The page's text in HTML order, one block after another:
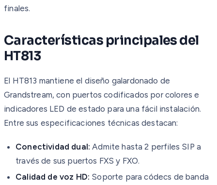
finales.
Características principales del
HT813
El HT813 mantiene el diseño galardonado de
Grandstream, con puertos codificados por colores e
indicadores LED de estado para una fácil instalación.
Entre sus especificaciones técnicas destacan:
Conectividad dual: Admite hasta 2 perfiles SIP a
través de sus puertos FXS y FXO.
Calidad de voz HD: Soporte para códecs de banda